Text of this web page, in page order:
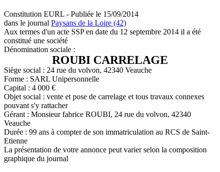
Constitution EURL - Publiée le 15/09/2014
dans le journal Paysans de la Loire (42)
Aux termes d'un acte SSP en date du 12 septembre 2014 il a été
constitué une société
Dénomination sociale :
ROUBI CARRELAGE
Siège social : 24 rue du volvon, 42340 Veauche
Forme : SARL Unipersonnelle
Capital : 4 000 €
Objet social : vente et pose de carrelage et tous travaux connexes
pouvant s'y rattacher
Gérant : Monsieur fabrice ROUBI, 24 rue du volvon, 42340
Veauche
Durée : 99 ans à compter de son immatriculation au RCS de Saint-
Etienne
La présentation de votre annonce peut varier selon la composition
graphique du journal